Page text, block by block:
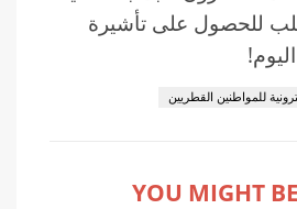
للحصول على تأشيرة
للمواطنين القطريين
YOU MIGHT